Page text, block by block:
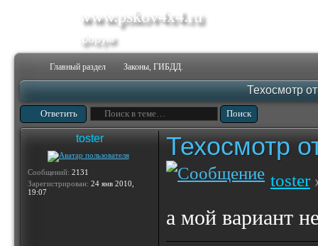
www.pskov4x4.ru
форум
Главный раздел Законы, ГИБДД.
Техосмотр
Ответить
toster
Сообщений: 2131
Зарегистрирован: 24 янв 2010,
19:07
Техосмотр
toster
а мой вариант